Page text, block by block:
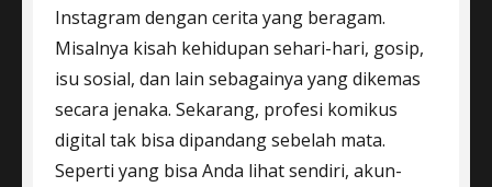
Instagram dengan cerita yang beragam.
Misalnya kisah kehidupan sehari-hari, gosip,
isu sosial, dan lain sebagainya yang dikemas
secara jenaka. Sekarang, profesi komikus
digital tak bisa dipandang sebelah mata.
Seperti yang bisa Anda lihat sendiri, akun-